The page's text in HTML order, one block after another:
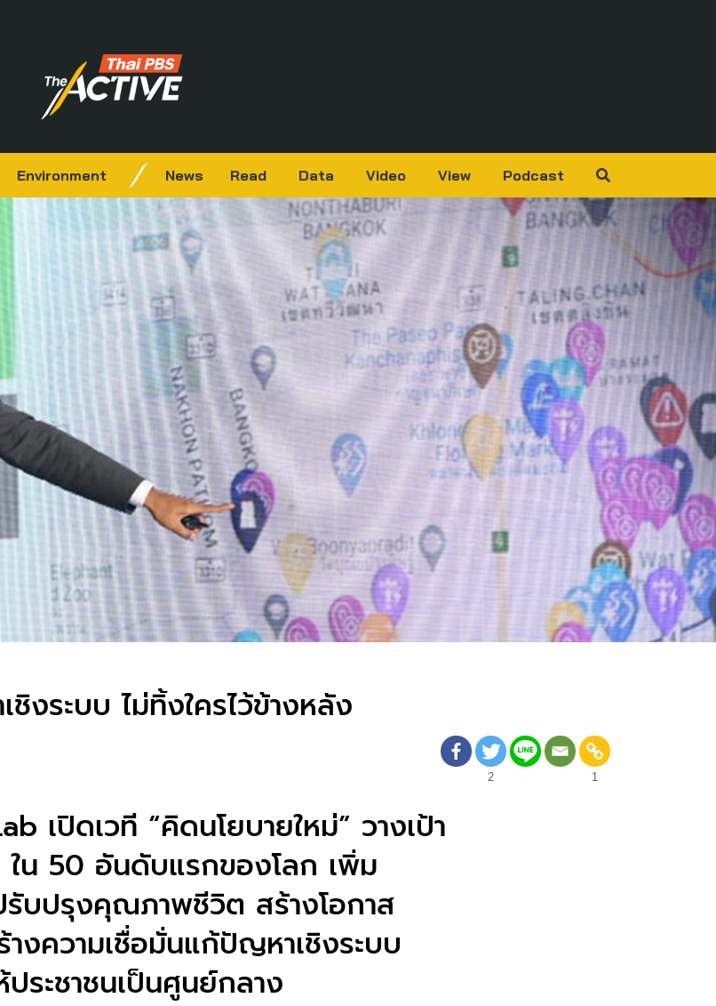
Environment News Read Data Video View Podcast
งระบบ ไม่ทิ้งใครไว้ข้างหลัง
2
1
เปิดเวที “คิดนโยบายใหม่” วางเป้า
ใน 50 อันดับแรกของโลก เพิ่ม
รับปรุงคุณภาพชีวิต สร้างโอกาส
งความเชื่อมั่นแก้ปัญหาเชิงระบบ
ระชาชนเป็นศูนย์กลาง